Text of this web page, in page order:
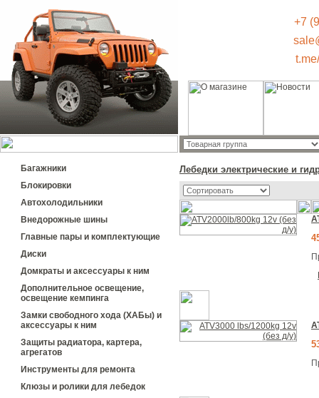
+7
Багажники
Блокировки
Автохолодильники
Внедорожные шины
Главные пары и комплектующие
Диски
Домкраты и аксессуары к ним
Дополнительное освещение,
освещение кемпинга
Замки свободного хода (ХАБы) и
аксессуары к ним
Защиты радиатора, картера,
агрегатов
Инструменты для ремонта
Клюзы и ролики для лебедок
Лебедки электрические и